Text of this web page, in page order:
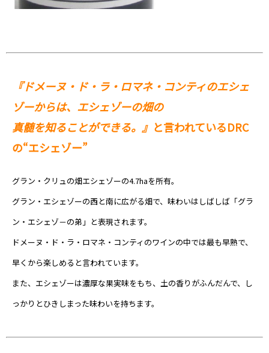
『ドメーヌ・ド・ラ・ロマネ・コンティのエシェ
ゾーからは、エシェゾーの畑の
真髄を知ることができる。』 と言われているDRC
の“エシェゾー”
グラン・クリュの畑エシェゾーの4.7haを所有。
グラン・エシェゾーの西と南に広がる畑で、味わいはしばしば「グラ
ン・エシェゾ－の弟」と表現されます。
ドメーヌ・ド・ラ・ロマネ・コンティのワインの中では最も早熟で、
早くから楽しめると言われています。
また、エシェゾーは濃厚な果実味をもち、土の香りがふんだんで、し
っかりとひきしまった味わいを持ちます。